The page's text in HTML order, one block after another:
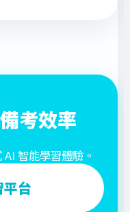
考效率
智能學習體驗。
台